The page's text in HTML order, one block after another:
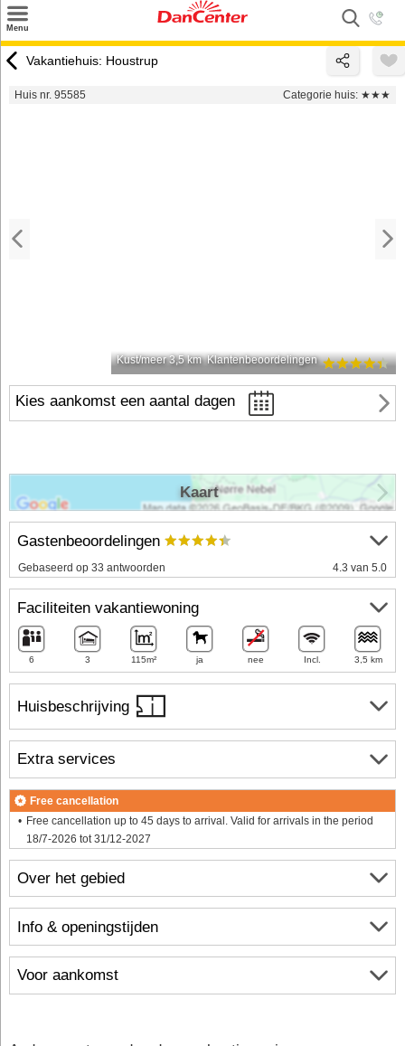
Menu
Inspiratie
Vakantiehuis: Houstrup
Huis nr. 95585 Categorie huis: ★★★
Kust/meer 3,5 km Klantenbeoordelingen
Kies aankomst een aantal dagen
Huisbeschrijving
Over het gebied
Info & openingstijden
Voor aankomst
Gastenbeoordelingen
Gebaseerd op 33 antwoorden 4.3 van 5.0
Faciliteiten vakantiewoning
6 3 115m² ja nee Incl. 3,5 km
Extra services
Free cancellation
Free cancellation up to 45 days to arrival. Valid for arrivals in the period
18/7-2026 tot 31/12-2027
Kaart